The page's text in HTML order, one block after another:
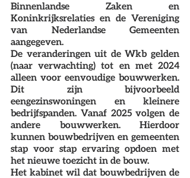
Binnenlandse Zaken en
Koninkrijksrelaties en de Vereniging
van Nederlandse Gemeenten
aangegeven.
De veranderingen uit de Wkb gelden
(naar verwachting) tot en met 2024
alleen voor eenvoudige bouwwerken.
Dit zijn bijvoorbeeld
eengezinswoningen en kleinere
bedrijfspanden. Vanaf 2025 volgen de
andere bouwwerken. Hierdoor
kunnen bouwbedrijven en gemeenten
stap voor stap ervaring opdoen met
het nieuwe toezicht in de bouw.
Het kabinet wil dat bouwbedrijven de